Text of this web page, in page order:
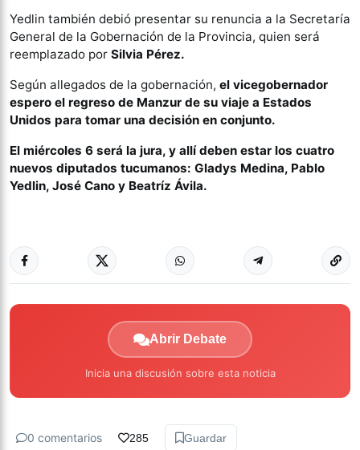
Yedlin también debió presentar su renuncia a la Secretaría
General de la Gobernación de la Provincia, quien será
reemplazado por Silvia Pérez.
Según allegados de la gobernación, el vicegobernador
espero el regreso de Manzur de su viaje a Estados
Unidos para tomar una decisión en conjunto.
El miércoles 6 será la jura, y allí deben estar los cuatro
nuevos diputados tucumanos: Gladys Medina, Pablo
Yedlin, José Cano y Beatríz Ávila.
Abrir Debate
Inicia una discusión sobre esta noticia
0 comentarios 285 Guardar